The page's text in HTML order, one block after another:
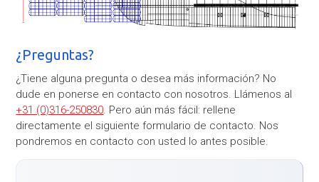
¿Preguntas?
¿Tiene alguna pregunta o desea más información? No
dude en ponerse en contacto con nosotros. Llámenos al
+31 (0)316-250830. Pero aún más fácil: rellene
directamente el siguiente formulario de contacto. Nos
pondremos en contacto con usted lo antes posible.